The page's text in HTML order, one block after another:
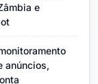
e
anúncios,